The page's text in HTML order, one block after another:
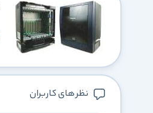
نظر های کاربران